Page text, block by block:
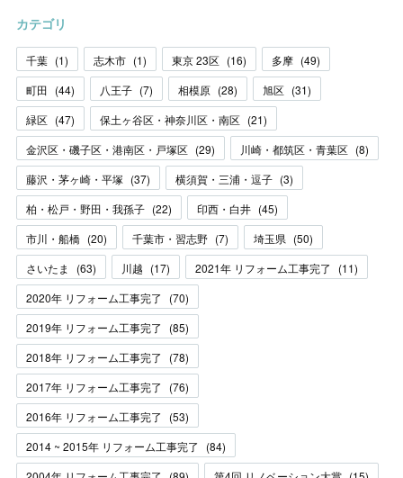
カテゴリ
千葉 (1) 志木市 (1) 東京 23区 (16) 多摩 (49)
町田 (44) 八王子 (7) 相模原 (28) 旭区 (31)
緑区 (47) 保土ヶ谷区・神奈川区・南区 (21)
金沢区・磯子区・港南区・戸塚区 (29) 川崎・都筑区・青葉区 (8)
藤沢・茅ヶ崎・平塚 (37) 横須賀・三浦・逗子 (3)
柏・松戸・野田・我孫子 (22) 印西・白井 (45)
市川・船橋 (20) 千葉市・習志野 (7) 埼玉県 (50)
さいたま
(63) 川越 (17) 2021年 リフォーム工事完了 (11)
2020年 リフォーム工事完了
(70)
2019年 リフォーム工事完了
(85)
2018年 リフォーム工事完了
(78)
2017年 リフォーム工事完了
(76)
2016年 リフォーム工事完了
(53)
2014 ~ 2015年 リフォーム工事完了
(84)